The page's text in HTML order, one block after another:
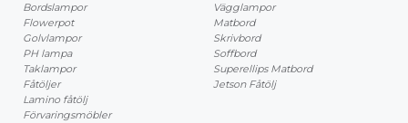
Bordslampor
Flowerpot
Golvlampor
PH lampa
Taklampor
Fåtöljer
Lamino fåtölj
Förvaringsmöbler
Vägglampor
Matbord
Skrivbord
Soffbord
Superellips Matbord
Jetson Fåtölj